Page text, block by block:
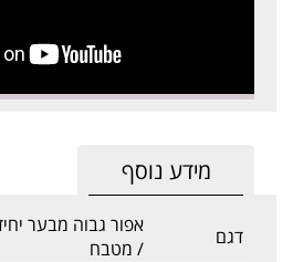
מידע נוסף
דגם
אפור גבוה מבער
/ מטבח